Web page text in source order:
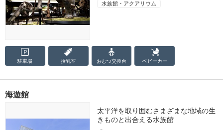
水族館・アクアリウム
駐車場 授乳室 おむつ交換台 ベビーカー
海遊館
太平洋を取り囲むさまざまな地域の生
きものと出合える水族館